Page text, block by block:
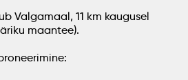
Valgamaal, 11 km kaugusel
maantee).